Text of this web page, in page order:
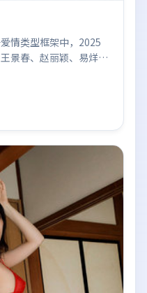
情类型框架中，2025
景春、赵丽颖、易烊千
注；整体气质偏中国香